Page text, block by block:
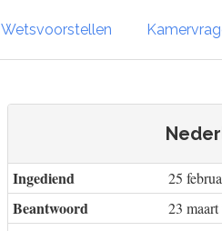
Wetsvoorstellen
Ingediend 25
Beantwoord 23